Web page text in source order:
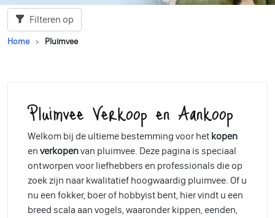
Filteren op
Home Pluimvee
Pluimvee Verkoop en Aankoop
Welkom bij de ultieme bestemming voor het kopen
en verkopenvan pluimvee. Deze pagina is speciaal
ontworpen voor liefhebbers en professionals die op
zoek zijn naar kwalitatief hoogwaardig pluimvee. Of u
nu een fokker, boer of hobbyist bent, hier vindt u een
breed scala aan vogels, waaronder kippen, eenden,